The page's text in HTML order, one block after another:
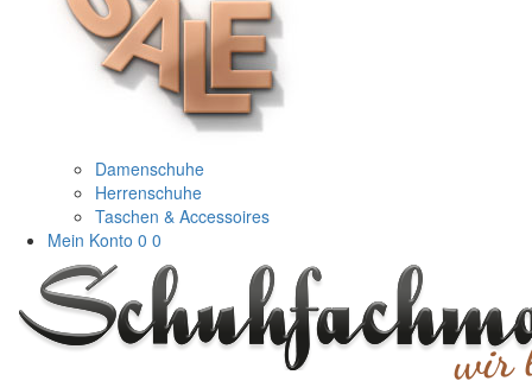
Damenschuhe
Herrenschuhe
Taschen & Accessoires
Mein Konto 0 0